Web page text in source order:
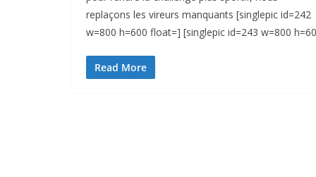
replaçons les vireurs manquants [singlepic id=242
w=800 h=600 float=] [singlepic id=243 w=800
Read More